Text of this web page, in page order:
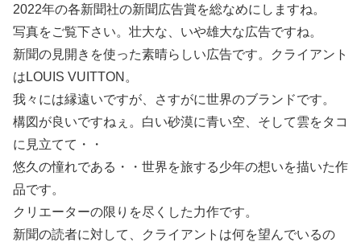
2022年の各新聞社の新聞広告賞を総なめにしますね。
写真をご覧下さい。壮大な、いや雄大な広告ですね。
新聞の見開きを使った素晴らしい広告です。クライアント
はLOUIS VUITTON。
我々には縁遠いですが、さすがに世界のブランドです。
構図が良いですねぇ。白い砂漠に青い空、そして雲をタコ
に見立てて・・
悠久の憧れである・・世界を旅する少年の想いを描いた作
品です。
クリエーターの限りを尽くした力作です。
新聞の読者に対して、クライアントは何を望んでいるの